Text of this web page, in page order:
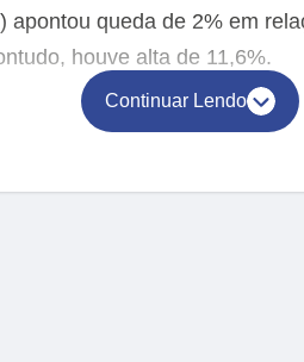
apontou queda de 2% em
houve alta de 11,6%.
Continuar Lendo